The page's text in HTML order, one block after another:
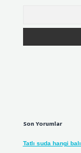
Son Yorumlar
Tatlı suda hangi